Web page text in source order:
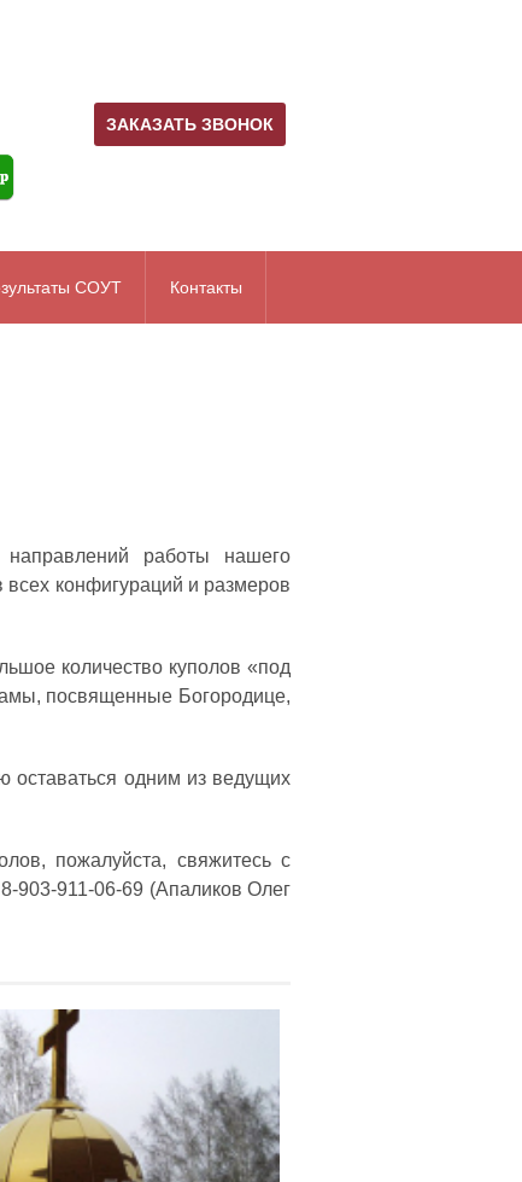
ЗАКАЗАТЬ ЗВОНОК
СОУТ Контакты
работы нашего
всех конфигураций и размеров
количество куполов «под
посвященные Богородице,
оставаться одним из ведущих
пожалуйста, свяжитесь с
903-911-06-69 (Апаликов Олег